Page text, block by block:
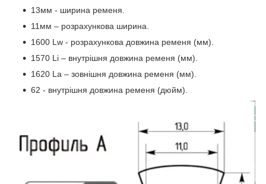
13мм - ширина ременя.
11мм – розрахункова ширина.
1600 Lw - розрахункова довжина ременя (мм).
1570 Li – внутрішня довжина ременя (мм).
1620 La – зовнішня довжина ременя (мм).
62 - внутрішня довжина ременя (дюйм).